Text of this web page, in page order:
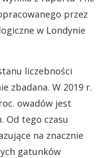
przez
w Londynie
liczebności
zbadana. W 2019 r.
owadów jest
Od tego czasu
na znacznie
gatunków